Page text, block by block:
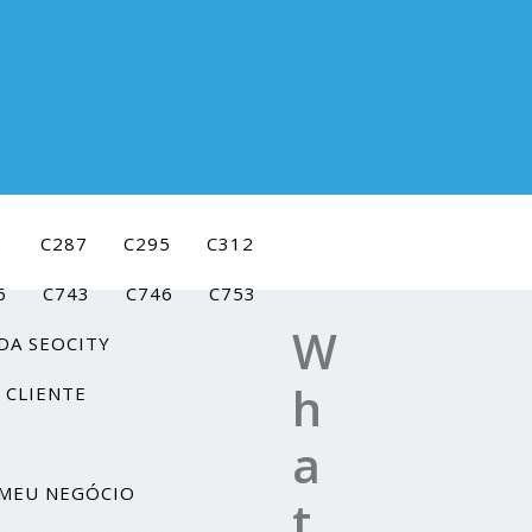
C287 C295 C312
C743 C746 C753
SEOCITY
NEGÓCIO
W
h
a